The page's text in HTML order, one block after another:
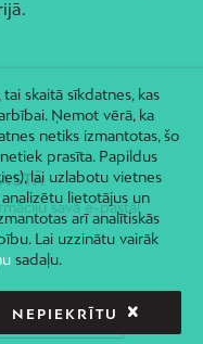
savā e-pastā!
skaitā sīkdatnes, kas
Ņemot vērā, ka
netiks izmantotas, šo
prasīta. Papildus
lai uzlabotu vietnes
lietotājus un
arī analītiskās
Lai uzzinātu vairāk
sadaļu.
NEPIEKRĪTU